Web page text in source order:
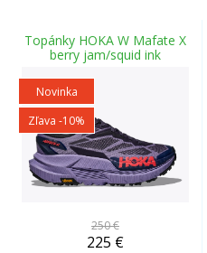
Topánky HOKA W Mafate X
berry jam/squid ink
Novinka
Zľava -10%
250 €
225 €